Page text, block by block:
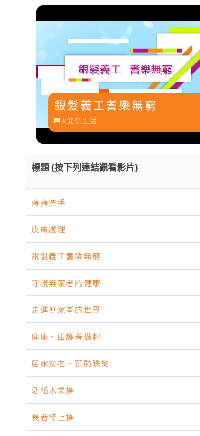
銀髮義工耆樂無窮
健康生活
標題 (按下列連結觀看影片)
齊齊洗手
皮膚護理
銀髮義工耆樂無窮
守護無家者的健康
走進無家者的世界
健康‧由護脊做起
居家安老‧預防跌倒
活絡水果操
長者椅上操